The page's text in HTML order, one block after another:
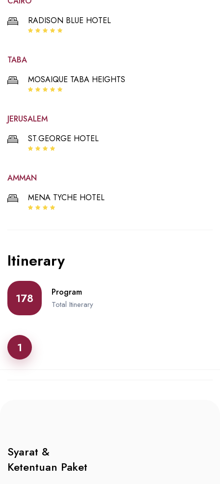
RADISON BLUE HOTEL
TABA
MOSAIQUE TABA HEIGHTS
JERUSALEM
ST.GEORGE HOTEL
AMMAN
MENA TYCHE HOTEL
Itinerary
178 Program
Total Itinerary
1
Syarat &
Ketentuan Paket